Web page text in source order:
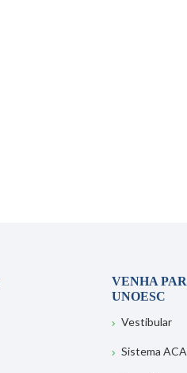
VENHA
UNOESC
Vestibular
Sistema